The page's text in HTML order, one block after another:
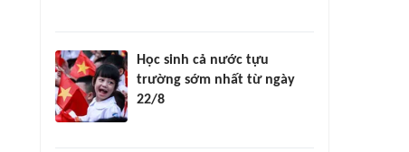
Học sinh cả nước tựu
trường sớm nhất từ ngày
22/8